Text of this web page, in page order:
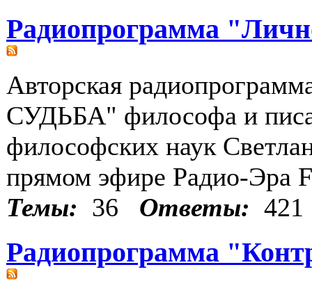
Радиопрограмма
Авторская
СУДЬБА" философа и
философских наук
прямом эфире Радио-Эра
Темы: 36 Ответы: 421
Радиопрограмма